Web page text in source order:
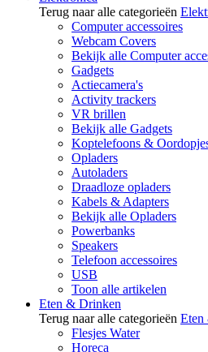
Terug naar alle categorieën
Computer accessoires
Webcam Covers
Bekijk alle Computer
Gadgets
Actiecamera's
Activity trackers
VR brillen
Bekijk alle Gadgets
Koptelefoons &
Opladers
Autoladers
Draadloze opladers
Kabels & Adapters
Bekijk alle Opladers
Powerbanks
Speakers
Telefoon accessoires
USB
Toon alle artikelen
Eten & Drinken
Terug naar alle categorieën Eten
Flesjes Water
Horeca